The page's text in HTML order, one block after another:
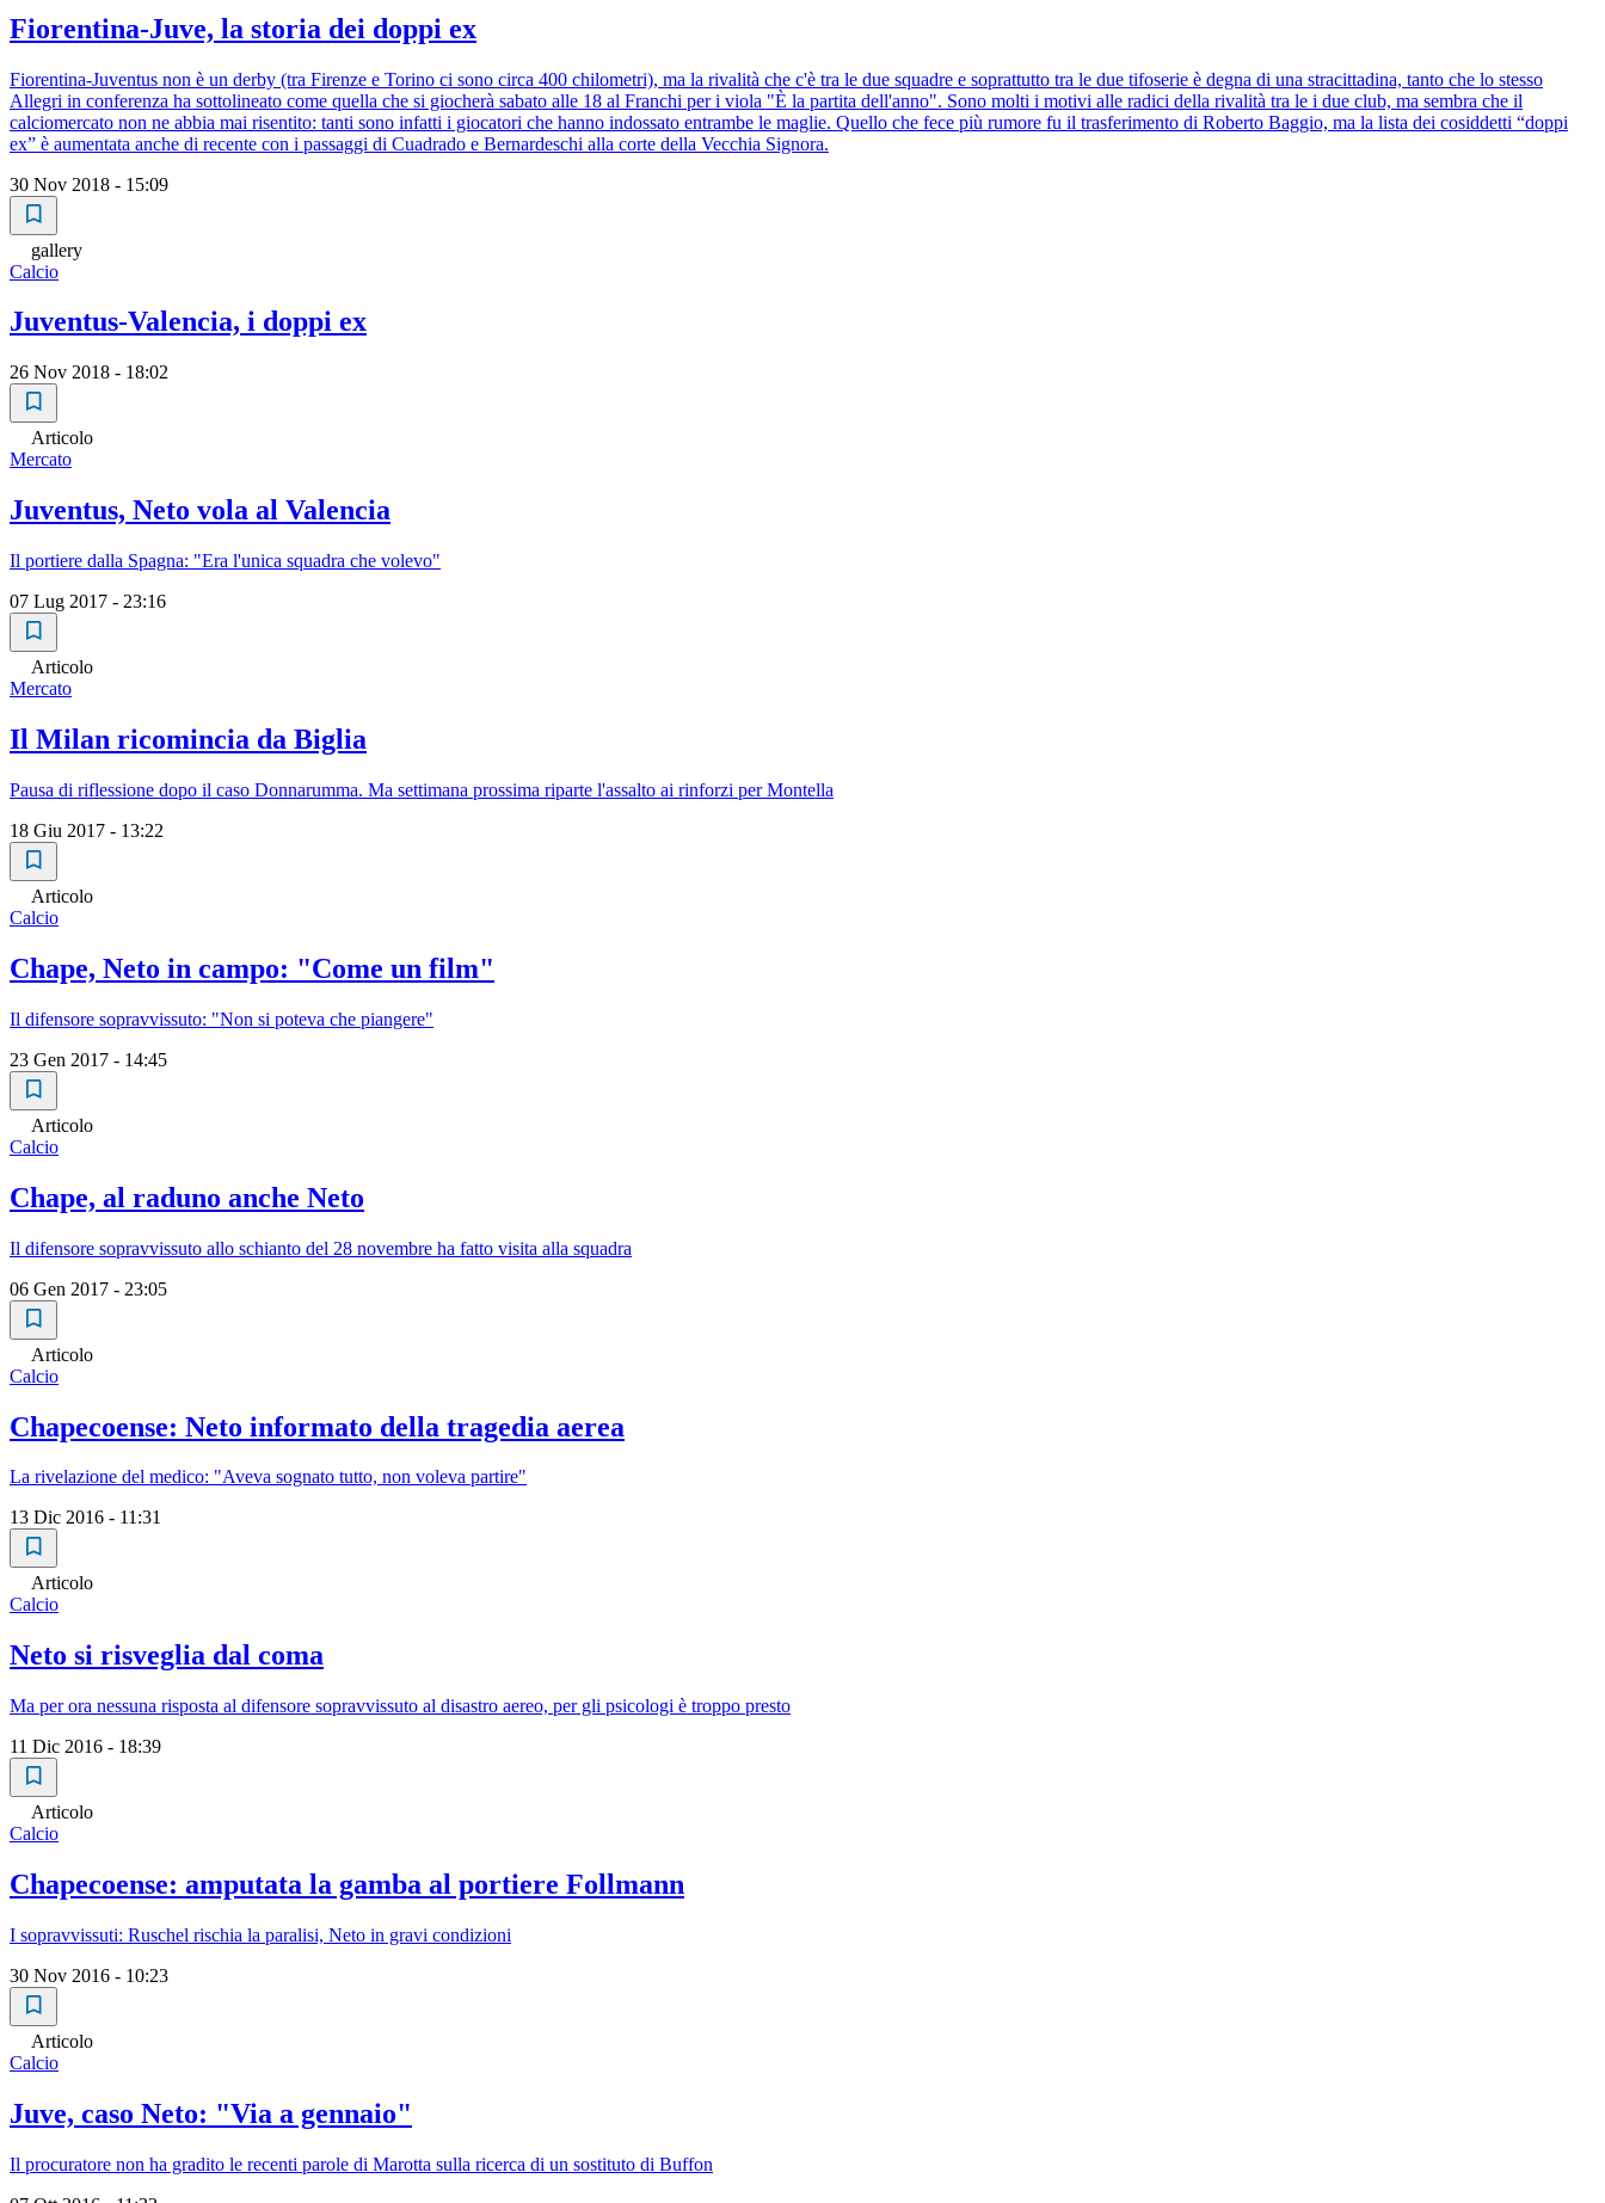
Fiorentina-Juve, la storia dei doppi ex
Fiorentina-Juventus non è un derby (tra Firenze e Torino ci sono circa 400 chilometri), ma la rivalità che c'è tra le due squadre e soprattutto tra le due tifoserie è degna di una stracittadina, tanto che lo stesso
Allegri in conferenza ha sottolineato come quella che si giocherà sabato alle 18 al Franchi per i viola "È la partita dell'anno". Sono molti i motivi alle radici della rivalità tra le i due club, ma sembra che il
calciomercato non ne abbia mai risentito: tanti sono infatti i giocatori che hanno indossato entrambe le maglie. Quello che fece più rumore fu il trasferimento di Roberto Baggio, ma la lista dei cosiddetti “doppi
ex” è aumentata anche di recente con i passaggi di Cuadrado e Bernardeschi alla corte della Vecchia Signora.
30 Nov 2018 - 15:09
gallery
Calcio
Juventus-Valencia, i doppi ex
26 Nov 2018 - 18:02
Articolo
Mercato
Juventus, Neto vola al Valencia
Il portiere dalla Spagna: "Era l'unica squadra che volevo"
07 Lug 2017 - 23:16
Articolo
Mercato
Il Milan ricomincia da Biglia
Pausa di riflessione dopo il caso Donnarumma. Ma settimana prossima riparte l'assalto ai rinforzi per Montella
18 Giu 2017 - 13:22
Articolo
Calcio
Chape, Neto in campo: "Come un film"
Il difensore sopravvissuto: "Non si poteva che piangere"
23 Gen 2017 - 14:45
Articolo
Calcio
Chape, al raduno anche Neto
Il difensore sopravvissuto allo schianto del 28 novembre ha fatto visita alla squadra
06 Gen 2017 - 23:05
Articolo
Calcio
Chapecoense: Neto informato della tragedia aerea
La rivelazione del medico: "Aveva sognato tutto, non voleva partire"
13 Dic 2016 - 11:31
Articolo
Calcio
Neto si risveglia dal coma
Ma per ora nessuna risposta al difensore sopravvissuto al disastro aereo, per gli psicologi è troppo presto
11 Dic 2016 - 18:39
Articolo
Calcio
Chapecoense: amputata la gamba al portiere Follmann
I sopravvissuti: Ruschel rischia la paralisi, Neto in gravi condizioni
30 Nov 2016 - 10:23
Articolo
Calcio
Juve, caso Neto: "Via a gennaio"
Il procuratore non ha gradito le recenti parole di Marotta sulla ricerca di un sostituto di Buffon